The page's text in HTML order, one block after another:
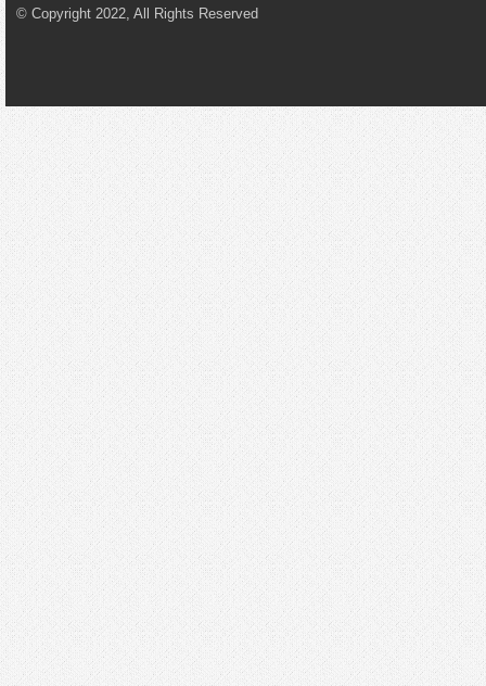
© Copyright 2022, All Rights Reserved